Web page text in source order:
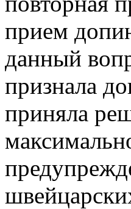
прием
данный
признала
приняла